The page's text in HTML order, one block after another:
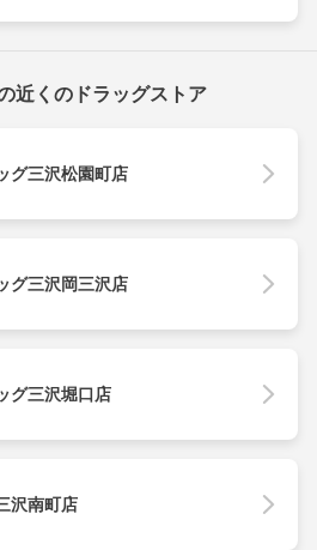
近くのドラッグストア
グ三沢松園町店
グ三沢岡三沢店
グ三沢堀口店
沢南町店